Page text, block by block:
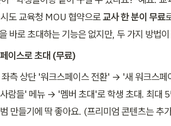
도 교육청 MOU 협약으로 교사 한 분이 무료
바로 초대하는 기능은 없지만, 두 가지 방법
이스로 초대 (무료)
측 상단 '워크스페이스 전환' → '새 워크스
람들' 메뉴 → '멤버 초대'로 학생 초대. 최대 5
만들기에 딱 좋아요. (프리미엄 콘텐츠는 추